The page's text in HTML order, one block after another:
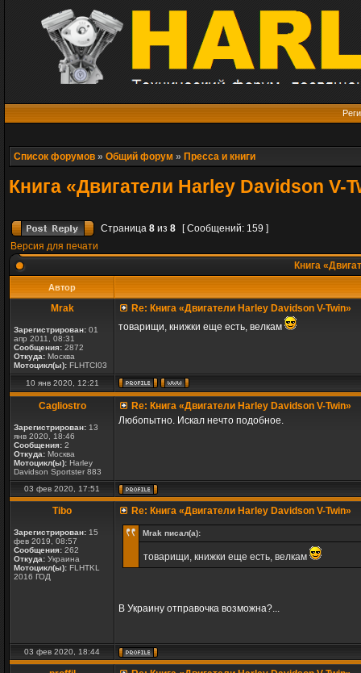
Список форумов » Общий форум » Пресса и книги
Книга «Двигатели Harley Davidson V-
Страница 8 из 8
[ Сообщений: 159 ]
Версия для печати
Книга
Автор
Mrak
Зарегистрирован: 01
апр 2011, 08:31
Сообщения: 2872
Откуда: Москва
Мотоцикл(ы): FLHTCI03
Re: Книга «Двигатели Harley Davidson V-Twin»
товарищи, книжки еще есть, велкам
10 янв 2020, 12:21
Cagliostro
Зарегистрирован: 13
янв 2020, 18:46
Сообщения: 2
Откуда: Москва
Мотоцикл(ы): Harley
Davidson Sportster 883
Re: Книга «Двигатели Harley Davidson V-Twin»
Любопытно. Искал нечто подобное.
03 фев 2020, 17:51
Tibo
Зарегистрирован: 15
фев 2019, 08:57
Сообщения: 262
Откуда: Украина
Мотоцикл(ы): FLHTKL
2016 ГОД
Re: Книга «Двигатели Harley Davidson V-Twin»
Mrak писал(а):
товарищи, книжки еще есть, велкам
В Украину отправочка возможна?...
03 фев 2020, 18:44